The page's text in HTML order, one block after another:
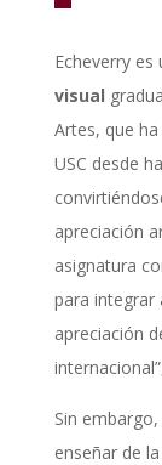
Echeverry
visual
Artes, que
USC desde
apreciación
asignatura
para integrar
apreciación
Sin
enseñar de